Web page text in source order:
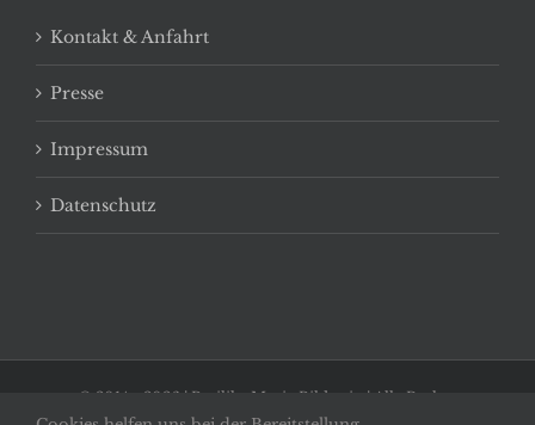
Kontakt & Anfahrt
Presse
Impressum
Datenschutz
© 2014 - 2026 | Basilika Maria Bildstein | Alle Rechte